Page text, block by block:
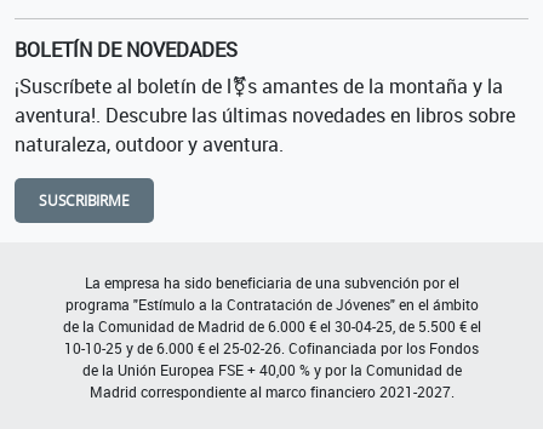
BOLETÍN DE NOVEDADES
¡Suscríbete al boletín de l⚧s amantes de la montaña y la
aventura!. Descubre las últimas novedades en libros sobre
naturaleza, outdoor y aventura.
SUSCRIBIRME
La empresa ha sido beneficiaria de una subvención por el
programa "Estímulo a la Contratación de Jóvenes" en el ámbito
de la Comunidad de Madrid de 6.000 € el 30-04-25, de 5.500 € el
10-10-25 y de 6.000 € el 25-02-26. Cofinanciada por los Fondos
de la Unión Europea FSE + 40,00 % y por la Comunidad de
Madrid correspondiente al marco financiero 2021-2027.